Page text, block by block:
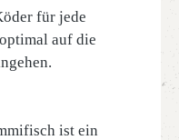
für jede
auf die
ist ein